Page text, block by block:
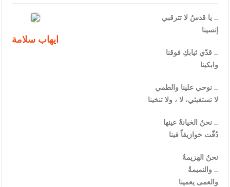
القاضي يلتقي رؤساء تحرير الصحف اليومية ويؤكد حرص مجلس النواب
دعوة المكلفين بخدمة العلم (الدفعة الثالثة) إلى مراجعة منصة خدمة
ايهاب سلامة
يا قدسُ لا تترقبي ..
إنسينا
قدّي ثيابكِ فوقنا ..
وابكينا
نوحي علينا والطمي ..
لا تستغيثي، لا ، ولا تنخينا
نحنُ الخيانةُ عينها ..
دُقّت خوازيقاً فينا
نحنُ الهزيمةُ
والنميمةُ ..
والعمى يعمينا